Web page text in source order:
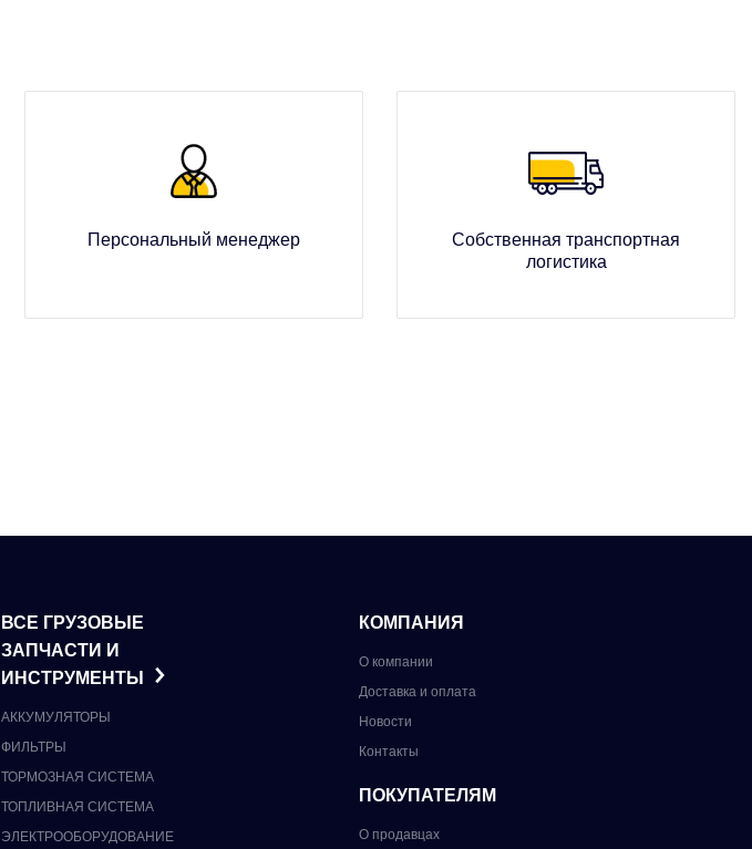
Персональный менеджер
Собственная транспортная
логистика
ВСЕ ГРУЗОВЫЕ
ЗАПЧАСТИ И
ИНСТРУМЕНТЫ
АККУМУЛЯТОРЫ
ФИЛЬТРЫ
ТОРМОЗНАЯ СИСТЕМА
ТОПЛИВНАЯ СИСТЕМА
ЭЛЕКТРООБОРУДОВАНИЕ
КОМПАНИЯ
О компании
Доставка и оплата
Новости
Контакты
ПОКУПАТЕЛЯМ
О продавцах